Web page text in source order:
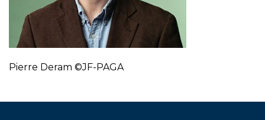
Pierre Deram ©JF-PAGA